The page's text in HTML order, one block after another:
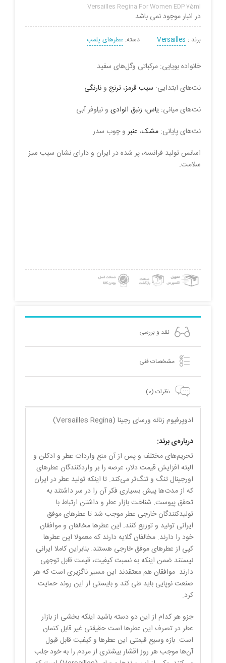
Versailles Regina For Women EDP 75ml
در انبار موجود نمی باشد
برند : Versailles دسته: عطرهای پلمب
خانواده بویایی: مرکباتی وگل‌های سفید
نت‌های ابتدایی: سیب قرمز، ترنج ونارنگی
نت‌های میانی: یاس، زنبق الوادی و نیلوفر آبی
نت‌های پایانی: مشک، عنبرو چوب سدر
اسانس تولید فرانسه، پر شده در ایران و دارای نشان سیب سبز
سلامت.
نقد و بررسی
مشخصات فنی
نظرات (0)
ادوپرفیوم زنانه ورسای رجینا (Versailles Regina)
درباره‌ی برند:
تحریم‌های مختلف و پس از آن منع واردات عطر و ادکلن و
البته افزایش قیمت دلار، عرصه را بر واردکنندگان عطرهای
اورجینال تنگ و تنگ‌تر می‌کند. تا اینکه تولید عطر در ایران
که از مدت‌ها پیش بسیاری فکر آن را در سر داشتند به
تحقق پیوست. شناخت بازار عطر و داشتن ارتباط با
تولیدکنندگان خارجی عطر موجب شد تا عطرهای موفق
ایرانی تولید و توزیع کنند. این عطرها مخالفان و موافقان
خود را دارند. مخالفان گلایه دارند که معمولا این عطرها
کپی از عطرهای موفق خارجی هستند. بنابراین کاملا ایرانی
نیستند ضمن اینکه به نسبت کیفیت، قیمت قابل توجهی
دارند. موافقان هم معتقدند این مسیر ناگزیری است که هر
صنعت نوپایی باید طی کند و بایستی از این روند حمایت
کرد.
جزو هر کدام از این دو دسته باشید اینکه بخشی از بازار
عطر در تصرف این عطرها است حقیقتی غیر قابل کتمان
است. بازه وسیع قیمتی این عطرها و کیفیت قابل قبول
آن‌ها موجب هر روز اقشار بیشتری از مردم را به خود جلب